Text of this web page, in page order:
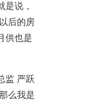
是说，
后的房
供也是
监 严跃
么我是